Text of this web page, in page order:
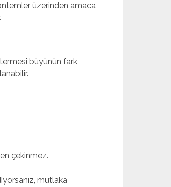
üzerinden amaca
büyünün fark
çekinmez.
mutlaka